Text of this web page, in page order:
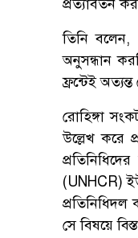
প্রত্যাবর্তন
তিনি বলেন,
অনুসন্ধান
ফ্রন্টেই
রোহিঙ্গা
উল্লেখ করে
(UNHCR)
সে বিষয়ে